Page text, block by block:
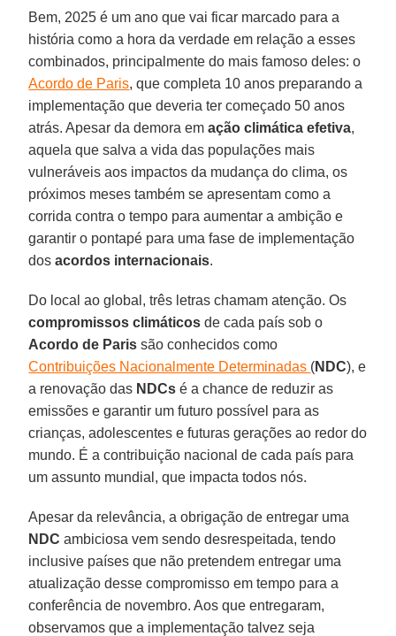
Bem, 2025 é um ano que vai ficar marcado para a
história como a hora da verdade em relação a esses
combinados, principalmente do mais famoso deles: o
Acordo de Paris, que completa 10 anos preparando a
implementação que deveria ter começado 50 anos
atrás. Apesar da demora emação climática efetiva,
aquela que salva a vida das populações mais
vulneráveis aos impactos da mudança do clima, os
próximos meses também se apresentam como a
corrida contra o tempo para aumentar a ambição e
garantir o pontapé para uma fase de implementação
dosacordos internacionais.
Do local ao global, três letras chamam atenção. Os
compromissos climáticos de cada país sob o
Acordo de Paris são conhecidos como
Contribuições Nacionalmente Determinadas (NDC), e
a renovação das NDCs é a chance de reduzir as
emissões e garantir um futuro possível para as
crianças, adolescentes e futuras gerações ao redor do
mundo. É a contribuição nacional de cada país para
um assunto mundial, que impacta todos nós.
Apesar da relevância, a obrigação de entregar uma
NDC ambiciosa vem sendo desrespeitada, tendo
inclusive países que não pretendem entregar uma
atualização desse compromisso em tempo para a
conferência de novembro. Aos que entregaram,
observamos que a implementação talvez seja